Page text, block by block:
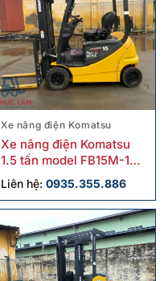
Xe nâng điện Komatsu
Xe nâng điện Komatsu
1.5 tấn model FB15M-12
cũ
Liên hệ: 0935.355.886